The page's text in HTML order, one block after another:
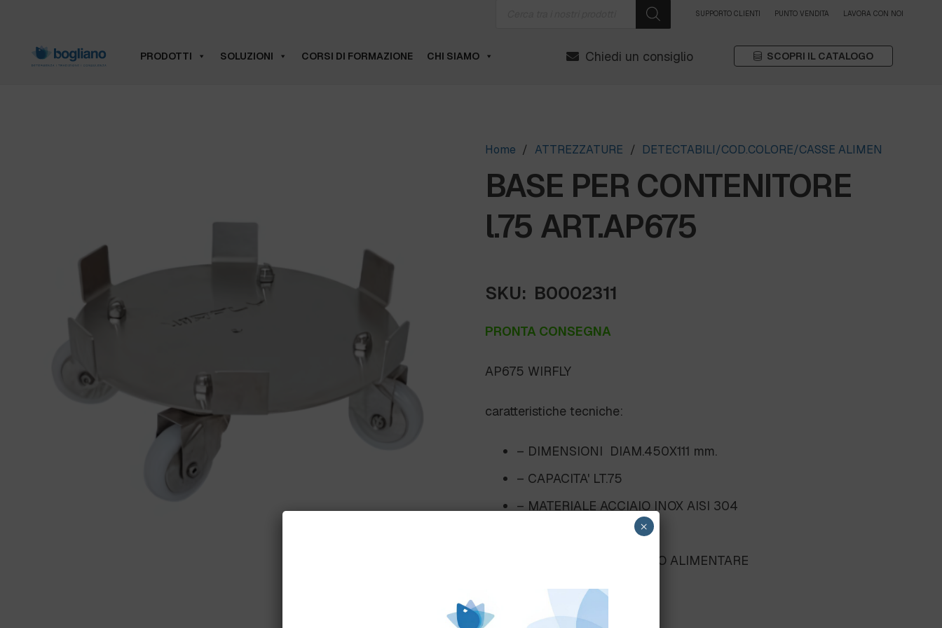
SUPPORTO CLIENTI PUNTO VENDITA LAVORA CON NOI
PRODOTTI SOLUZIONI CORSI DI FORMAZIONE CHI SIAMO Chiedi un consiglio SCOPRI IL CATALOGO
Home / ATTREZZATURE / DETECTABILI/COD.COLORE/CASSE ALIMEN
BASE PER CONTENITORE
l.75 ART.AP675
SKU: B0002311
PRONTA CONSEGNA
AP675 WIRFLY
caratteristiche tecniche:
– DIMENSIONI DIAM.450X111 mm.
– CAPACITA' LT.75
– MATERIALE ACCIAIO INOX AISI 304
– INDICATO PER AMBITO ALIMENTARE
Scheda Tecnica
×